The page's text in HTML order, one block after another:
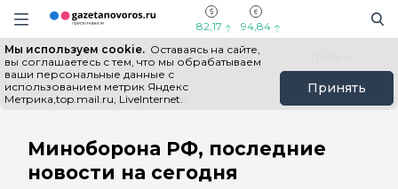
Информационный портал "ГазетаНоворос.ру"
Навигация сайта
82,17 94,84
Мы используем cookie. Оставаясь на сайте,
вы соглашаетесь с тем, что мы обрабатываем
ваши персональные данные с
использованием метрик Яндекс
Метрика,top.mail.ru, LiveInternet.
Принять
Все новости Новости России
Главная # Миноборона РФ
Миноборона РФ, последние
новости на сегодня